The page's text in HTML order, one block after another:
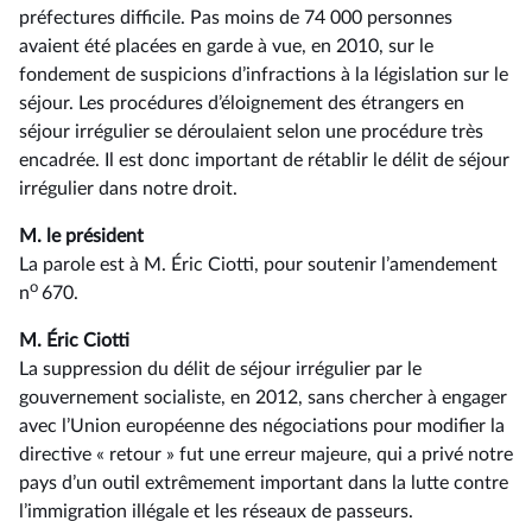
préfectures difficile. Pas moins de 74 000 personnes
avaient été placées en garde à vue, en 2010, sur le
fondement de suspicions d’infractions à la législation sur le
séjour. Les procédures d’éloignement des étrangers en
séjour irrégulier se déroulaient selon une procédure très
encadrée. Il est donc important de rétablir le délit de séjour
irrégulier dans notre droit.
M. le président
La parole est à M. Éric Ciotti, pour soutenir l’amendement
no 670.
M. Éric Ciotti
La suppression du délit de séjour irrégulier par le
gouvernement socialiste, en 2012, sans chercher à engager
avec l’Union européenne des négociations pour modifier la
directive « retour » fut une erreur majeure, qui a privé notre
pays d’un outil extrêmement important dans la lutte contre
l’immigration illégale et les réseaux de passeurs.